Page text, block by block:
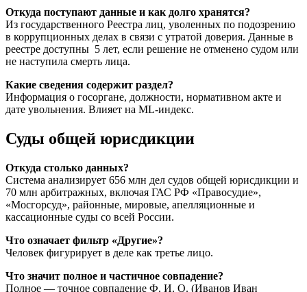
Откуда поступают данные и как долго хранятся?
Из государственного Реестра лиц, уволенных по подозрению
в коррупционных делах в связи с утратой доверия. Данные в
реестре доступны 5 лет, если решение не отменено судом или
не наступила смерть лица.
Какие сведения содержит раздел?
Информация о госоргане, должности, нормативном акте и
дате увольнения. Влияет на ML-индекс.
Суды общей юрисдикции
Откуда столько данных?
Система анализирует 656 млн дел судов общей юрисдикции и
70 млн арбитражных, включая ГАС РФ «Правосудие»,
«Мосгорсуд», районные, мировые, апелляционные и
кассационные суды со всей России.
Что означает фильтр «Другие»?
Человек фигурирует в деле как третье лицо.
Что значит полное и частичное совпадение?
Полное — точное совпадение Ф. И. О. (Иванов Иван